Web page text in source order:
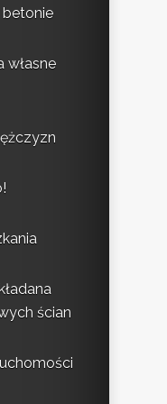
betonie
własne
ścian